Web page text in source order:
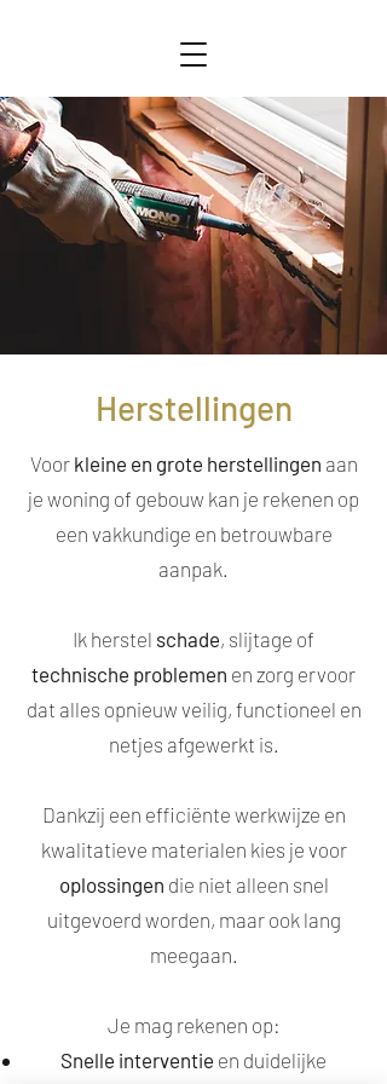
Herstellingen
Voor kleine en grote herstellingen aan
je woning of gebouw kan je rekenen op
een vakkundige en betrouwbare
aanpak.
Ik herstel schade, slijtage of
technische problemen en zorg ervoor
dat alles opnieuw veilig, functioneel en
netjes afgewerkt is.
Dankzij een efficiënte werkwijze en
kwalitatieve materialen kies je voor
oplossingen die niet alleen snel
uitgevoerd worden, maar ook lang
meegaan.
Je mag rekenen op:
Snelle interventie en duidelijke